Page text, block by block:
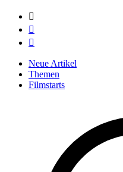



Neue Artikel
Themen
Filmstarts